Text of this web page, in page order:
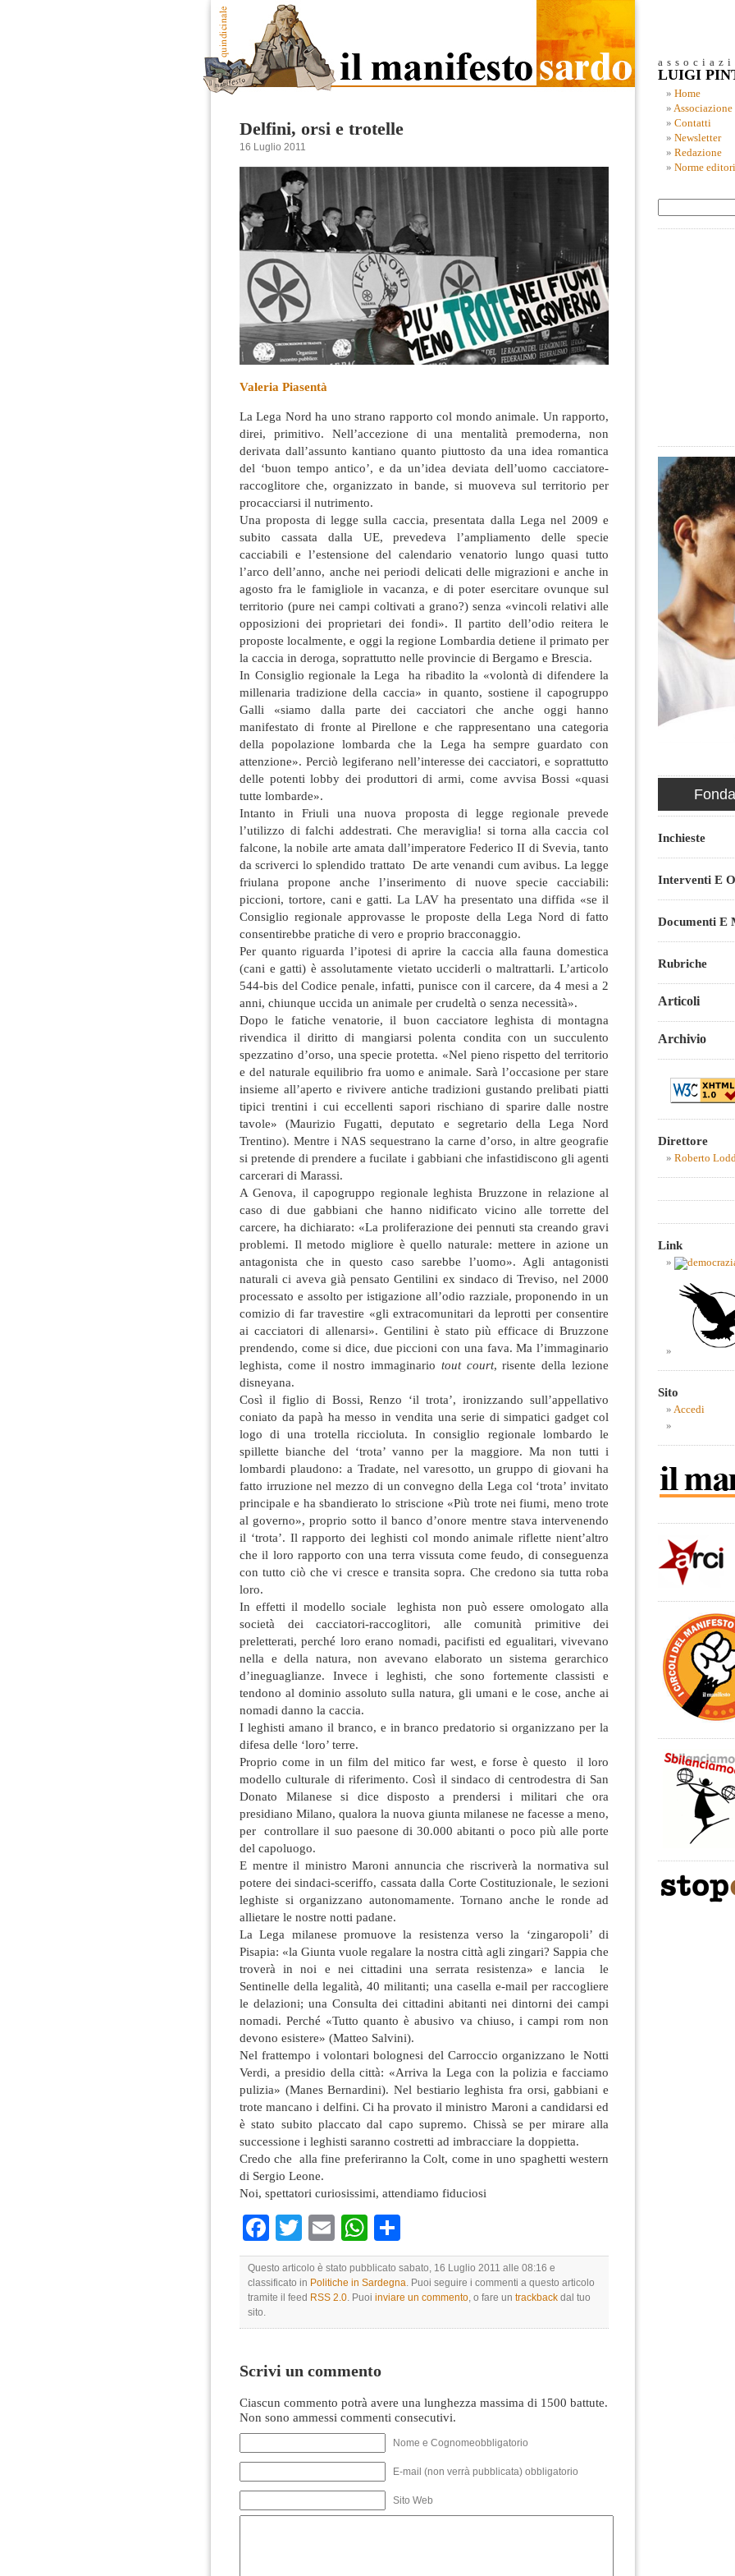
Delfini, orsi e trotelle
16 Luglio 2011
Valeria Piasentà
La Lega Nord ha uno strano rapporto col mondo animale. Un rapporto,
direi, primitivo. Nell’accezione di una mentalità premoderna, non
derivata dall’assunto kantiano quanto piuttosto da una idea romantica
del ‘buon tempo antico’, e da un’idea deviata dell’uomo cacciatore-
raccoglitore che, organizzato in bande, si muoveva sul territorio per
procacciarsi il nutrimento.
Una proposta di legge sulla caccia, presentata dalla Lega nel 2009 e
subito cassata dalla UE, prevedeva l’ampliamento delle specie
cacciabili e l’estensione del calendario venatorio lungo quasi tutto
l’arco dell’anno, anche nei periodi delicati delle migrazioni e anche in
agosto fra le famigliole in vacanza, e di poter esercitare ovunque sul
territorio (pure nei campi coltivati a grano?) senza «vincoli relativi alle
opposizioni dei proprietari dei fondi». Il partito dell’odio reitera le
proposte localmente, e oggi la regione Lombardia detiene il primato per
la caccia in deroga, soprattutto nelle provincie di Bergamo e Brescia.
In Consiglio regionale la Lega ha ribadito la «volontà di difendere la
millenaria tradizione della caccia» in quanto, sostiene il capogruppo
Galli «siamo dalla parte dei cacciatori che anche oggi hanno
manifestato di fronte al Pirellone e che rappresentano una categoria
della popolazione lombarda che la Lega ha sempre guardato con
attenzione». Perciò legiferano nell’interesse dei cacciatori, e soprattutto
delle potenti lobby dei produttori di armi, come avvisa Bossi «quasi
tutte lombarde».
Intanto in Friuli una nuova proposta di legge regionale prevede
l’utilizzo di falchi addestrati. Che meraviglia! si torna alla caccia col
falcone, la nobile arte amata dall’imperatore Federico II di Svevia, tanto
da scriverci lo splendido trattato De arte venandi cum avibus. La legge
friulana propone anche l’inserimento di nuove specie cacciabili:
piccioni, tortore, cani e gatti. La LAV ha presentato una diffida «se il
Consiglio regionale approvasse le proposte della Lega Nord di fatto
consentirebbe pratiche di vero e proprio bracconaggio.
Per quanto riguarda l’ipotesi di aprire la caccia alla fauna domestica
(cani e gatti) è assolutamente vietato ucciderli o maltrattarli. L’articolo
544-bis del Codice penale, infatti, punisce con il carcere, da 4 mesi a 2
anni, chiunque uccida un animale per crudeltà o senza necessità».
Dopo le fatiche venatorie, il buon cacciatore leghista di montagna
rivendica il diritto di mangiarsi polenta condita con un succulento
spezzatino d’orso, una specie protetta. «Nel pieno rispetto del territorio
e del naturale equilibrio fra uomo e animale. Sarà l’occasione per stare
insieme all’aperto e rivivere antiche tradizioni gustando prelibati piatti
tipici trentini i cui eccellenti sapori rischiano di sparire dalle nostre
tavole» (Maurizio Fugatti, deputato e segretario della Lega Nord
Trentino). Mentre i NAS sequestrano la carne d’orso, in altre geografie
si pretende di prendere a fucilate i gabbiani che infastidiscono gli agenti
carcerari di Marassi.
A Genova, il capogruppo regionale leghista Bruzzone in relazione al
caso di due gabbiani che hanno nidificato vicino alle torrette del
carcere, ha dichiarato: «La proliferazione dei pennuti sta creando gravi
problemi. Il metodo migliore è quello naturale: mettere in azione un
antagonista che in questo caso sarebbe l’uomo». Agli antagonisti
naturali ci aveva già pensato Gentilini ex sindaco di Treviso, nel 2000
processato e assolto per istigazione all’odio razziale, proponendo in un
comizio di far travestire «gli extracomunitari da leprotti per consentire
ai cacciatori di allenarsi». Gentilini è stato più efficace di Bruzzone
prendendo, come si dice, due piccioni con una fava. Ma l’immaginario
leghista, come il nostro immaginario tout court, risente della lezione
disneyana.
Così il figlio di Bossi, Renzo ‘il trota’, ironizzando sull’appellativo
coniato da papà ha messo in vendita una serie di simpatici gadget col
logo di una trotella riccioluta. In consiglio regionale lombardo le
spillette bianche del ‘trota’ vanno per la maggiore. Ma non tutti i
lombardi plaudono: a Tradate, nel varesotto, un gruppo di giovani ha
fatto irruzione nel mezzo di un convegno della Lega col ‘trota’ invitato
principale e ha sbandierato lo striscione «Più trote nei fiumi, meno trote
al governo», proprio sotto il banco d’onore mentre stava intervenendo
il ‘trota’. Il rapporto dei leghisti col mondo animale riflette nient’altro
che il loro rapporto con una terra vissuta come feudo, di conseguenza
con tutto ciò che vi cresce e transita sopra. Che credono sia tutta roba
loro.
In effetti il modello sociale leghista non può essere omologato alla
società dei cacciatori-raccoglitori, alle comunità primitive dei
preletterati, perché loro erano nomadi, pacifisti ed egualitari, vivevano
nella e della natura, non avevano elaborato un sistema gerarchico
d’ineguaglianze. Invece i leghisti, che sono fortemente classisti e
tendono al dominio assoluto sulla natura, gli umani e le cose, anche ai
nomadi danno la caccia.
I leghisti amano il branco, e in branco predatorio si organizzano per la
difesa delle ‘loro’ terre.
Proprio come in un film del mitico far west, e forse è questo il loro
modello culturale di riferimento. Così il sindaco di centrodestra di San
Donato Milanese si dice disposto a prendersi i militari che ora
presidiano Milano, qualora la nuova giunta milanese ne facesse a meno,
per controllare il suo paesone di 30.000 abitanti o poco più alle porte
del capoluogo.
E mentre il ministro Maroni annuncia che riscriverà la normativa sul
potere dei sindaci-sceriffo, cassata dalla Corte Costituzionale, le sezioni
leghiste si organizzano autonomamente. Tornano anche le ronde ad
allietare le nostre notti padane.
La Lega milanese promuove la resistenza verso la ‘zingaropoli’ di
Pisapia: «la Giunta vuole regalare la nostra città agli zingari? Sappia che
troverà in noi e nei cittadini una serrata resistenza» e lancia le
Sentinelle della legalità, 40 militanti; una casella e-mail per raccogliere
le delazioni; una Consulta dei cittadini abitanti nei dintorni dei campi
nomadi. Perché «Tutto quanto è abusivo va chiuso, i campi rom non
devono esistere» (Matteo Salvini).
Nel frattempo i volontari bolognesi del Carroccio organizzano le Notti
Verdi, a presidio della città: «Arriva la Lega con la polizia e facciamo
pulizia» (Manes Bernardini). Nel bestiario leghista fra orsi, gabbiani e
trote mancano i delfini. Ci ha provato il ministro Maroni a candidarsi ed
è stato subito placcato dal capo supremo. Chissà se per mirare alla
successione i leghisti saranno costretti ad imbracciare la doppietta.
Credo che alla fine preferiranno la Colt, come in uno spaghetti western
di Sergio Leone.
Noi, spettatori curiosissimi, attendiamo fiduciosi
Facebook
TwitterEmailWhatsApp
Questo articolo è stato pubblicato sabato, 16 Luglio 2011 alle 08:16 e
classificato in Politiche in Sardegna. Puoi seguire i commenti a questo articolo
tramite il feed RSS 2.0. Puoi inviare un commento, o fare un trackback dal tuo
sito.
Scrivi un commento
Ciascun commento potrà avere una lunghezza massima di 1500 battute.
Non sono ammessi commenti consecutivi.
Nome e Cognomeobbligatorio
E-mail (non verrà pubblicata) obbligatorio
Sito Web
LUIGI
Home
Associazione
Contatti
Newsletter
Redazione
Norme
Inchieste
Interventi E
Documenti E
Rubriche
Articoli
Archivio
Direttore
Roberto
Link
Sito
Accedi